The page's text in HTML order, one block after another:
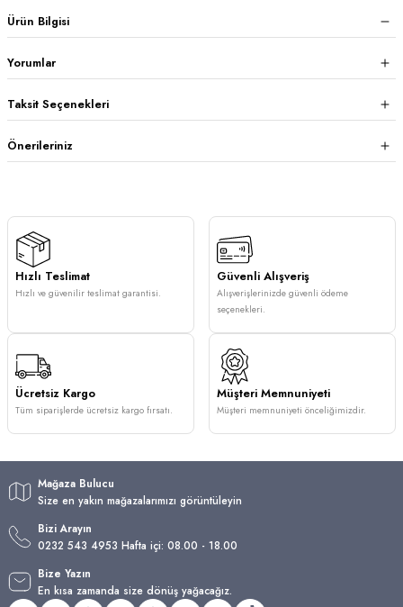
Ürün Bilgisi
Yorumlar
Taksit Seçenekleri
Önerileriniz
Hızlı Teslimat
Hızlı ve güvenilir teslimat garantisi.
Güvenli Alışveriş
Alışverişlerinizde güvenli ödeme
seçenekleri.
Ücretsiz Kargo
Tüm siparişlerde ücretsiz kargo fırsatı.
Müşteri Memnuniyeti
Müşteri memnuniyeti önceliğimizdir.
Mağaza Bulucu
Size en yakın mağazalarımızı görüntüleyin
Bizi Arayın
0232 543 4953 Hafta içi: 08.00 - 18.00
Bize Yazın
En kısa zamanda size dönüş yağacağız.